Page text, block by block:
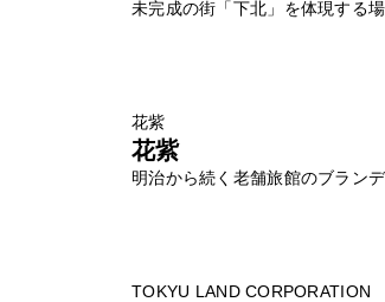
未完成の街「下北」を体現する場
花紫
花紫
明治から続く老舗旅館のブラン
TOKYU LAND CORPORATION